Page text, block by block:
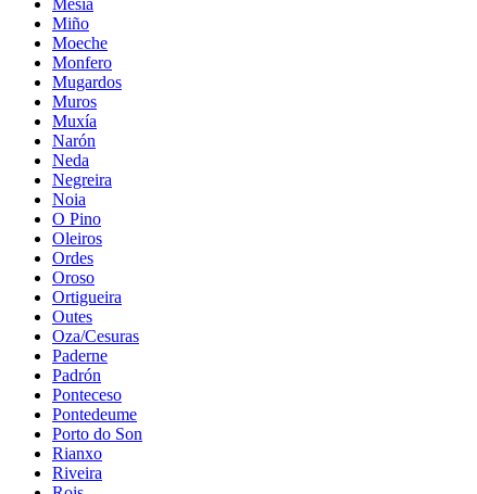
Mesía
Miño
Moeche
Monfero
Mugardos
Muros
Muxía
Narón
Neda
Negreira
Noia
O Pino
Oleiros
Ordes
Oroso
Ortigueira
Outes
Oza/Cesuras
Paderne
Padrón
Ponteceso
Pontedeume
Porto do Son
Rianxo
Riveira